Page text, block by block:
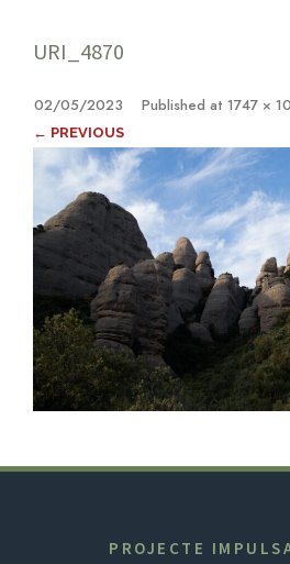
URI_4870
Published
02/05/2023 at 1747 ×
← PREVIOUS
PROJECTE